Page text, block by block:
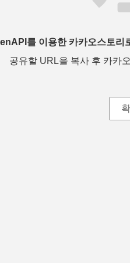
를 이용한 카카오스토리
공유할 URL을 복사 후 카카